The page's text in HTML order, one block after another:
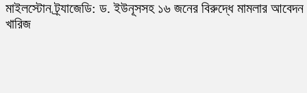
মাইলস্টোন ট্র্যাজেডি: ড. ইউনূসসহ ১৬ জনের বিরুদ্ধে মামলার আবেদন
খারিজ